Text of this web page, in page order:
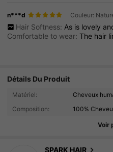
n***d
Hair Softness: As is lovely
Comfortable to wear:The hair
Détails Du Produit
Matériel:
Cheveux
Composition:
100%
Voir
SPARK HAIR
3.8K Suiveurs
3.8K Suiveurs
3.8K Suiveurs